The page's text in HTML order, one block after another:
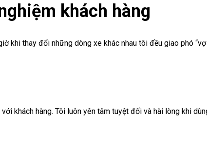
khách hàng
khi thay đổi những dòng xe khác nhau tôi đều giao phó
khách hàng. Tôi luôn yên tâm tuyệt đối và hài lòng khi